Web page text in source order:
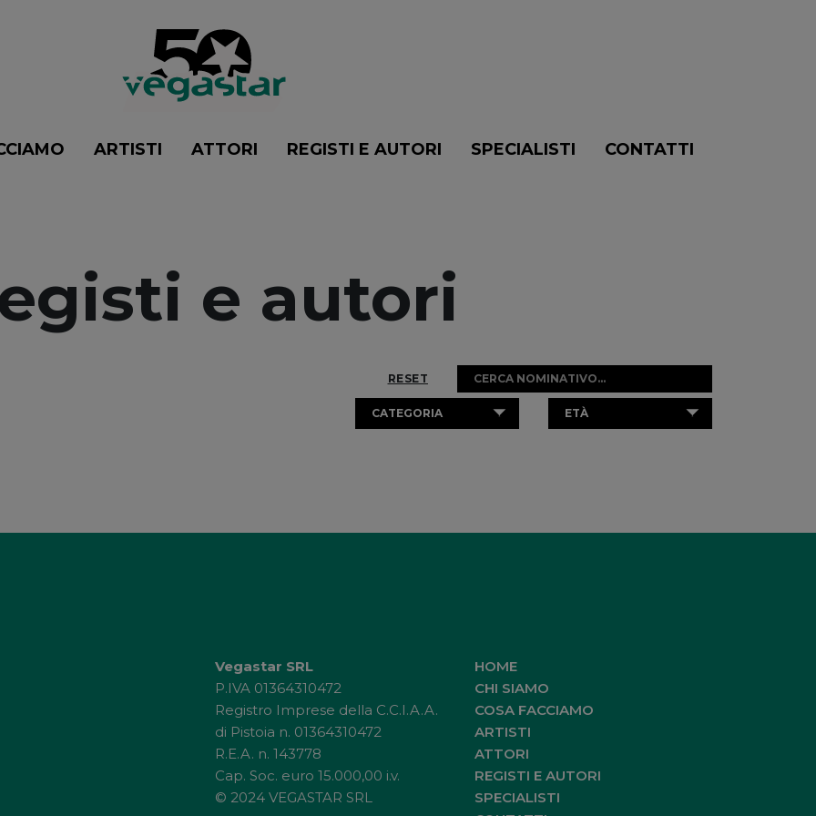
ARTISTI ATTORI REGISTI E AUTORI SPECIALISTI CONTATTI
e autori
RESET
CATEGORIA ETÀ
Vegastar SRL
P.IVA 01364310472
Registro Imprese della C.C.I.A.A.
di Pistoia n. 01364310472
R.E.A. n. 143778
Cap. Soc. euro 15.000,00 i.v.
© 2024 VEGASTAR SRL
HOME
CHI SIAMO
COSA FACCIAMO
ARTISTI
ATTORI
REGISTI E AUTORI
SPECIALISTI